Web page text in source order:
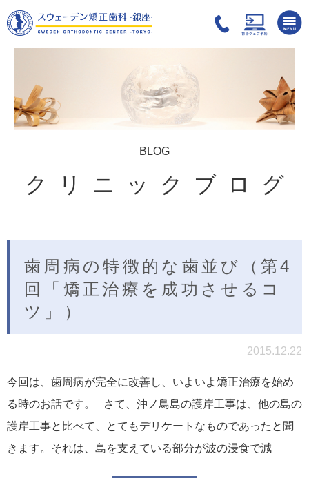
BLOG
クリニックブログ
歯周病の特徴的な歯並び（第4
回「矯正治療を成功させるコ
ツ」）
2015.12.22
今回は、歯周病が完全に改善し、いよいよ矯正治療を始め
る時のお話です。 さて、沖ノ鳥島の護岸工事は、他の島の
護岸工事と比べて、とてもデリケートなものであったと聞
きます。それは、島を支えている部分が波の浸食で減